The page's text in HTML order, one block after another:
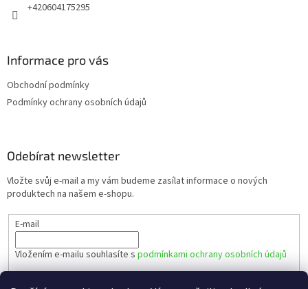
+420604175295
Informace pro vás
Obchodní podmínky
Podmínky ochrany osobních údajů
Odebírat newsletter
Vložte svůj e-mail a my vám budeme zasílat informace o nových
produktech na našem e-shopu.
E-mail
Vložením e-mailu souhlasíte s podmínkami ochrany osobních údajů
PŘIHLÁSIT SE